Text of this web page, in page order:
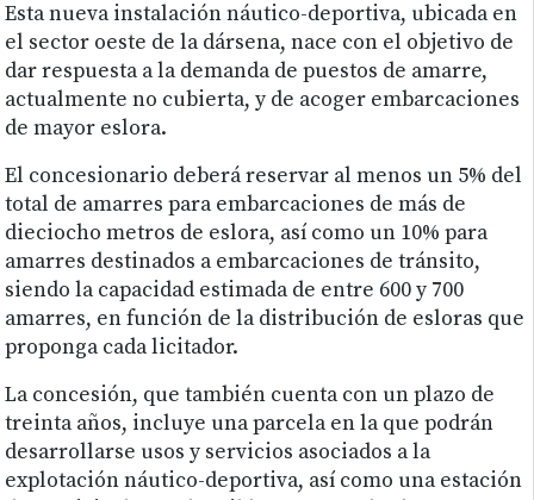
Esta nueva instalación náutico-deportiva, ubicada en
el sector oeste de la dársena, nace con el objetivo de
dar respuesta a la demanda de puestos de amarre,
actualmente no cubierta, y de acoger embarcaciones
de mayor eslora.
El concesionario deberá reservar al menos un 5% del
total de amarres para embarcaciones de más de
dieciocho metros de eslora, así como un 10% para
amarres destinados a embarcaciones de tránsito,
siendo la capacidad estimada de entre 600 y 700
amarres, en función de la distribución de esloras que
proponga cada licitador.
La concesión, que también cuenta con un plazo de
treinta años, incluye una parcela en la que podrán
desarrollarse usos y servicios asociados a la
explotación náutico-deportiva, así como una estación